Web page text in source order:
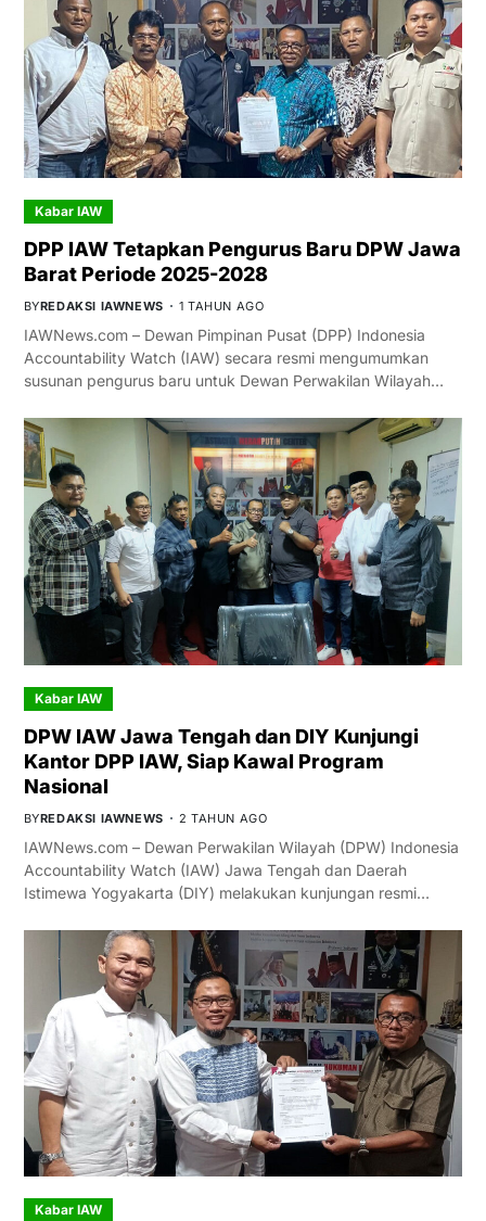
Kabar IAW
DPP IAW Tetapkan Pengurus Baru DPW Jawa
Barat Periode 2025-2028
BYREDAKSI IAWNEWS 1 TAHUN AGO
IAWNews.com – Dewan Pimpinan Pusat (DPP) Indonesia
Accountability Watch (IAW) secara resmi mengumumkan
susunan pengurus baru untuk Dewan Perwakilan Wilayah…
Kabar IAW
DPW IAW Jawa Tengah dan DIY Kunjungi
Kantor DPP IAW, Siap Kawal Program
Nasional
BYREDAKSI IAWNEWS 2 TAHUN AGO
IAWNews.com – Dewan Perwakilan Wilayah (DPW) Indonesia
Accountability Watch (IAW) Jawa Tengah dan Daerah
Istimewa Yogyakarta (DIY) melakukan kunjungan resmi…
Kabar IAW